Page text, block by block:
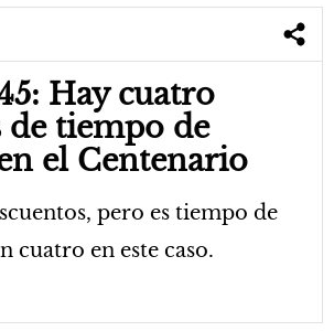
Hay cuatro
tiempo de
el Centenario
pero es tiempo de
cuatro en este caso.